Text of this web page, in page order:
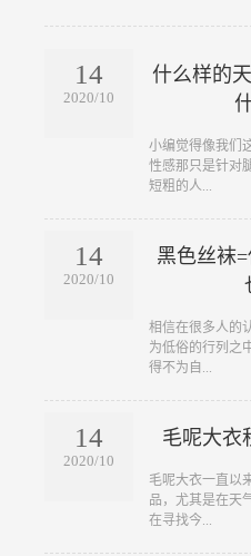
14
2020/10
什么样的
小编觉得像我们
性感那只是针对
短粗的人...
14
2020/10
黑色丝袜
相信在很多人的
为低俗的行列之
得不为自...
14
2020/10
毛呢大衣
毛呢大衣一直以
品，尤其是在天
在寻找今...